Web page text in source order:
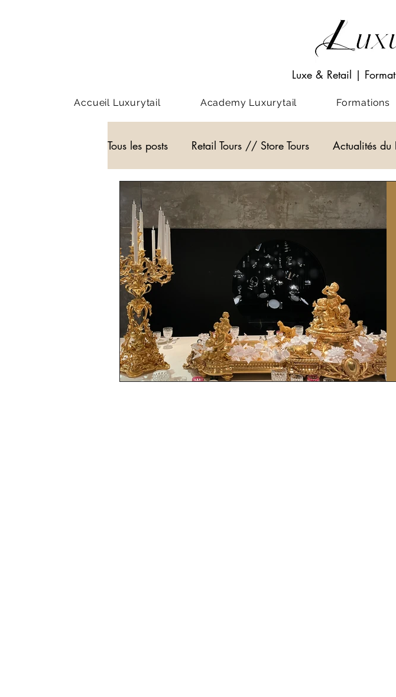
Luxe & Retail |
Accueil Luxurytail Academy Luxurytail Formations
Tous les posts Retail Tours // Store Tours Actualités du
Webinar - classe virtuelle Visio-conférences
WEB3 Actualités du Luxe actualité